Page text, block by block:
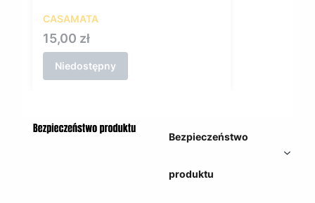
CASAMATA
Cena
15,00 zł
Niedostępny
Bezpieczeństwo
produktu